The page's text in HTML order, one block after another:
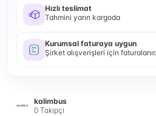
Hızlı teslimat
Tahmini yarın kargoda
Kurumsal faturaya uygun
Şirket alışverişleri için faturalanır.
kalimbus
0 Takipçi